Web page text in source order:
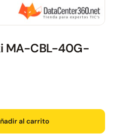
MA-CBL-40G-
al carrito